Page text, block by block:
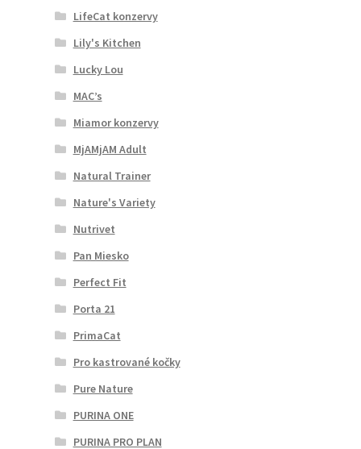
LifeCat konzervy
Lily's Kitchen
Lucky Lou
MAC’s
Miamor konzervy
MjAMjAM Adult
Natural Trainer
Nature's Variety
Nutrivet
Pan Miesko
Perfect Fit
Porta 21
PrimaCat
Pro kastrované kočky
Pure Nature
PURINA ONE
PURINA PRO PLAN